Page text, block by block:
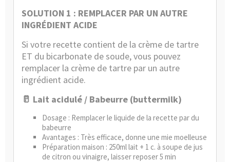
SOLUTION 1 : REMPLACER PAR UN AUTRE
INGRÉDIENT ACIDE
Si votre recette contient de la crème de tartre
ET du bicarbonate de soude, vous pouvez
remplacer la crème de tartre par un autre
ingrédient acide.
🥛 Lait acidulé / Babeurre (buttermilk)
Dosage : Remplacer le liquide de la recette par du
babeurre
Avantages : Très efficace, donne une mie moelleuse
Préparation maison : 250ml lait + 1 c. à soupe de jus
de citron ou vinaigre, laisser reposer 5 min